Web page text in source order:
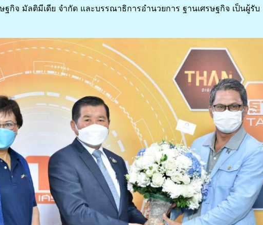
กิจ มัลติมีเดีย จำกัด และบรรณาธิการอำนวยการ ฐานเศรษฐกิจ เป็นผู้รับ